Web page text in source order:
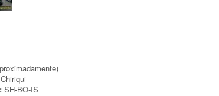
SH-BO-IS